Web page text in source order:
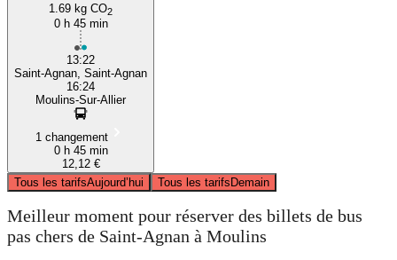
1.69 kg CO2
0 h 45 min
13:22
Saint-Agnan, Saint-Agnan
16:24
Moulins-Sur-Allier
1 changement
0 h 45 min
12,12 €
Tous les tarifsAujourd’hui Tous les tarifsDemain
Meilleur moment pour réserver des billets de bus
pas chers de Saint-Agnan à Moulins